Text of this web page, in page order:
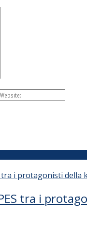
tra i